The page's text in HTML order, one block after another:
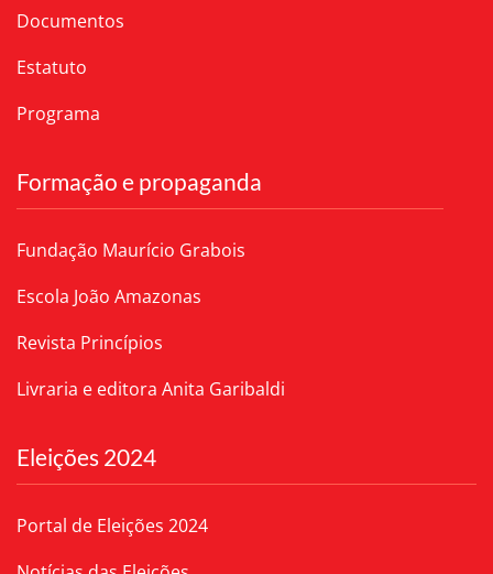
Documentos
Estatuto
Programa
Formação e propaganda
Fundação Maurício Grabois
Escola João Amazonas
Revista Princípios
Livraria e editora Anita Garibaldi
Eleições 2024
Portal de Eleições 2024